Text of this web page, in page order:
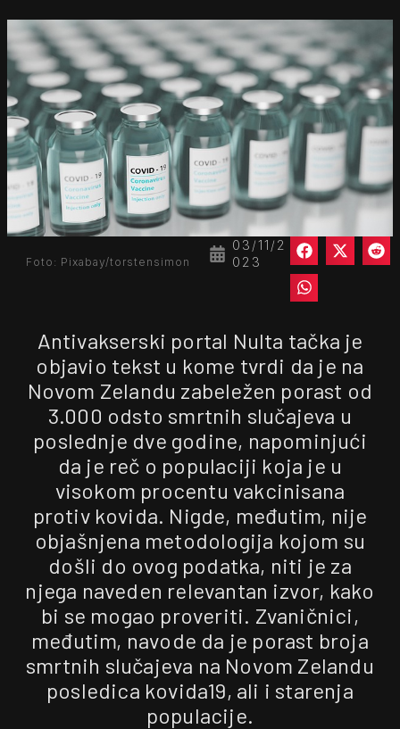
03/11/2
023
Foto: Pixabay/torstensimon
Antivakserski portal Nulta tačka je
objavio tekst u kome tvrdi da je na
Novom Zelandu zabeležen porast od
3.000 odsto smrtnih slučajeva u
poslednje dve godine, napominjući
da je reč o populaciji koja je u
visokom procentu vakcinisana
protiv kovida. Nigde, međutim, nije
objašnjena metodologija kojom su
došli do ovog podatka, niti je za
njega naveden relevantan izvor, kako
bi se mogao proveriti. Zvaničnici,
međutim, navode da je porast broja
smrtnih slučajeva na Novom Zelandu
posledica kovida19, ali i starenja
populacije.